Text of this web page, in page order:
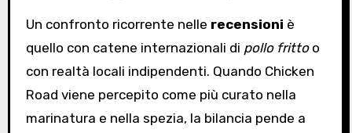
Un confronto ricorrente nelle recensioni è
quello con catene internazionali di pollo frittoo
con realtà locali indipendenti. Quando Chicken
Road viene percepito come più curato nella
marinatura e nella spezia, la bilancia pende a